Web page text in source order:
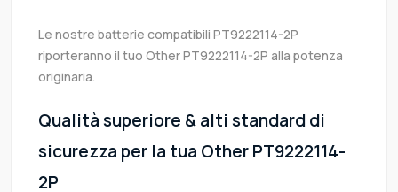
Le nostre batterie compatibili PT9222114-2P
riporteranno il tuo Other PT9222114-2P alla potenza
originaria.
Qualità superiore & alti standard di
sicurezza per la tua Other PT9222114-
2P